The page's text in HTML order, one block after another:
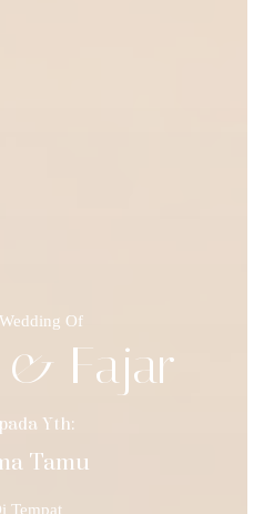
Of
& Fajar
Yth:
Tamu
Tempat